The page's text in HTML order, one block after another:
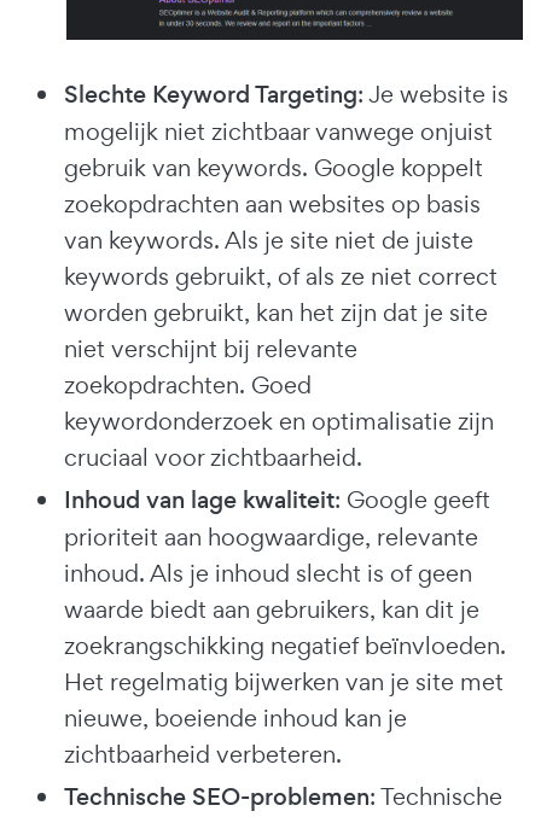
Slechte Keyword Targeting: Je website is
mogelijk niet zichtbaar vanwege onjuist
gebruik van keywords. Google koppelt
zoekopdrachten aan websites op basis
van keywords. Als je site niet de juiste
keywords gebruikt, of als ze niet correct
worden gebruikt, kan het zijn dat je site
niet verschijnt bij relevante
zoekopdrachten. Goed
keywordonderzoek en optimalisatie zijn
cruciaal voor zichtbaarheid.
Inhoud van lage kwaliteit: Google geeft
prioriteit aan hoogwaardige, relevante
inhoud. Als je inhoud slecht is of geen
waarde biedt aan gebruikers, kan dit je
zoekrangschikking negatief beïnvloeden.
Het regelmatig bijwerken van je site met
nieuwe, boeiende inhoud kan je
zichtbaarheid verbeteren.
Technische SEO-problemen: Technische